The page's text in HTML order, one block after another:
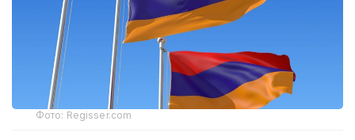
Фото: Regisser.com